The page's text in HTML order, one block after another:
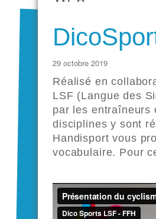
29 octobre 2019
Réalisé en
LSF (Langue des
par les entraîneurs
disciplines y sont
Handisport vous
vocabulaire. Pour